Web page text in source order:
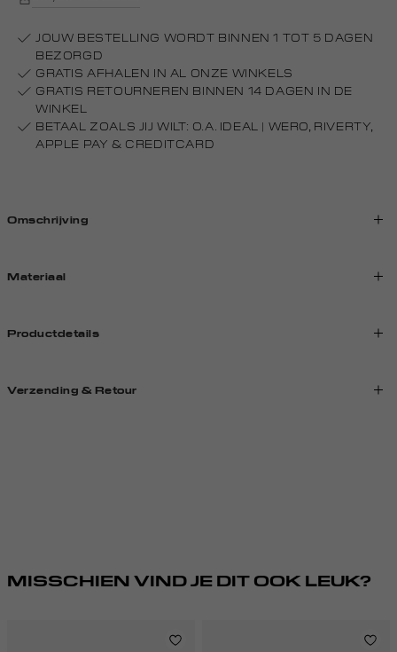
JOUW BESTELLING WORDT BINNEN 1 TOT 5 DAGEN
BEZORGD
GRATIS AFHALEN IN AL ONZE WINKELS
GRATIS RETOURNEREN BINNEN 14 DAGEN IN DE
WINKEL
BETAAL ZOALS JIJ WILT: O.A. IDEAL | WERO, RIVERTY,
APPLE PAY & CREDITCARD
Omschrijving
Materiaal
Productdetails
Verzending & Retour
MISSCHIEN VIND JE DIT OOK LEUK?